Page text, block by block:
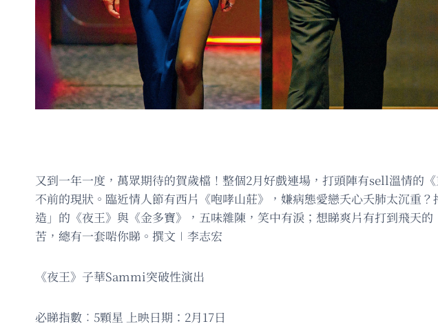
又到一年一度，萬眾期待的賀歲檔！整個2月好戲連場，打頭陣有sell溫情的
不前的現狀。臨近情人節有西片《咆哮山莊》，嫌病態愛戀夭心夭肺太沉重
造」的《夜王》與《金多寶》，五味雜陳，笑中有淚；想睇爽片有打到飛天
苦，總有一套啱你睇。撰文∣李志宏
《夜王》子華Sammi突破性演出
必睇指數︰5顆星 上映日期：2月17日